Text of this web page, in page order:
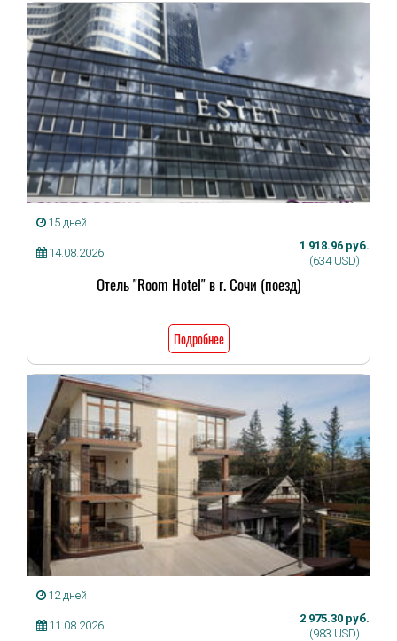
15 дней
14.08.2026
1 918.96 руб.
(634 USD)
Отель "Room Hotel" в г. Сочи (поезд)
Подробнее
12 дней
11.08.2026
2 975.30 руб.
(983 USD)